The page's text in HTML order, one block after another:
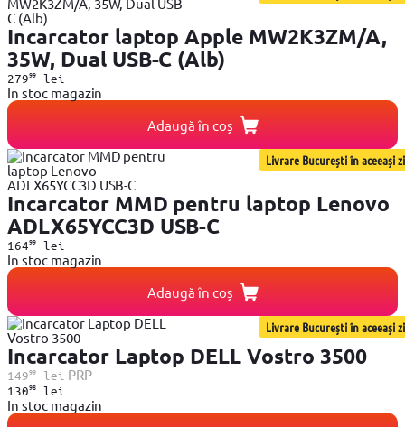
Incarcator laptop Apple MW2K3ZM/A,
35W, Dual USB-C (Alb)
27999lei
In stoc magazin
Adaugă în coș
Livrare București în aceeași zi
Incarcator MMD pentru laptop Lenovo
ADLX65YCC3D USB-C
16499lei
In stoc magazin
Adaugă în coș
Livrare București în aceeași zi
Incarcator Laptop DELL Vostro 3500
14999lei PRP
13098lei
In stoc magazin